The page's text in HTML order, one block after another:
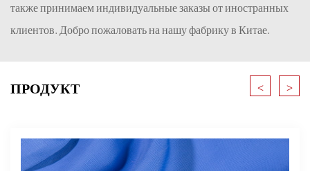
также принимаем индивидуальные заказы от иностранных
клиентов. Добро пожаловать на нашу фабрику в Китае.
ПРОДУКТ < >